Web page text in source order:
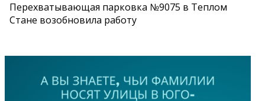
Перехватывающая парковка №9075 в Теплом
Стане возобновила работу